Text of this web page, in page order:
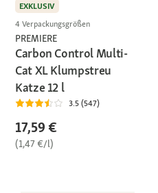
EXKLUSIV
4 Verpackungsgrößen
PREMIERE
Carbon Control Multi-
Cat XL Klumpstreu
Katze 12 l
3.5 (547)
17,59 €
(1,47 €/l)